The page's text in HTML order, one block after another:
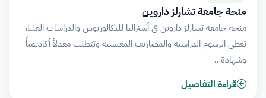
منحة جامعة تشارلز داروين
منحة جامعة تشارلز داروين في أستراليا للبكالوريوس والدراسات العليا،
تغطي الرسوم الدراسية والمصاريف المعيشية وتتطلب معدلاً أكاديمياً
وشهادة…
قراءة التفاصيل